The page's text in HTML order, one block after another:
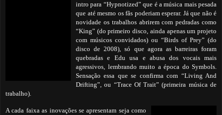
intro para “Hypnotized” que é a música mais pesada
que até mesmo os fãs poderiam esperar. Já que não é
novidade os trabalhos abrirem com pedradas como
“King” (do primeiro disco, ainda apenas um projeto
com músicos convidados) ou “Birds of Prey” (do
disco de 2008), só que agora as barreiras foram
quebradas e Edu usa e abusa dos vocais mais
agressivos, lembrando muito a época do Symbols.
Sensação essa que se confirma com “Living And
Drifting”, ou “Trace Of Trait” (primeira música de
trabalho).
A cada faixa as inovações se apresentam seja como